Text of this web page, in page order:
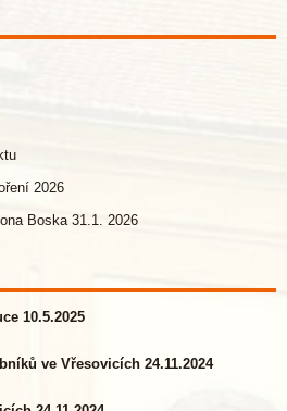
2026
Boska 31.1. 2026
10.5.2025
ve Vřesovicích 24.11.2024